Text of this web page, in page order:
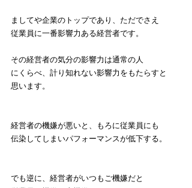
ましてや企業のトップであり、ただでさえ
従業員に一番影響力ある経営者です。
その経営者の気分の影響力は通常の人
にくらべ、計り知れない影響力をもたらすと
思います。
経営者の機嫌が悪いと、もろに従業員にも
伝染してしまいパフォーマンスが低下する。
でも逆に、経営者がいつもご機嫌だと